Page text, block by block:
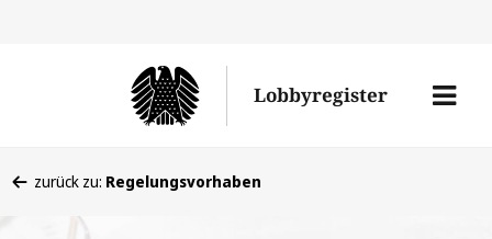
Lobbyregister
Menü
befinden
zurück zu: Regelungsvorhaben